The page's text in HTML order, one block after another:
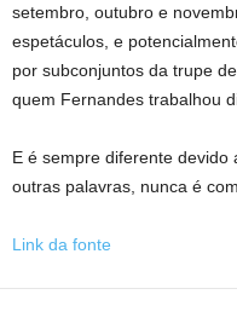
setembro, outubro e
espetáculos, e
por subconjuntos da trupe
quem Fernandes trabalhou
E é sempre diferente devido
outras palavras, nunca é
Link da fonte